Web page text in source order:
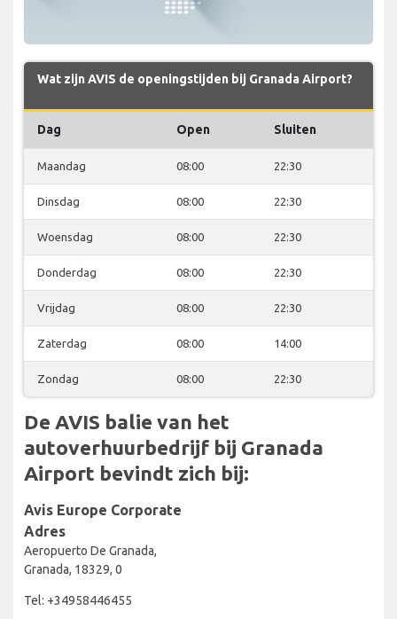
Wat zijn AVIS de openingstijden bij Granada Airport?
Dag Open Sluiten
Maandag 08:00 22:30
Dinsdag 08:00 22:30
Woensdag 08:00 22:30
Donderdag 08:00 22:30
Vrijdag 08:00 22:30
Zaterdag 08:00 14:00
Zondag 08:00 22:30
De AVIS balie van het
autoverhuurbedrijf bij Granada
Airport bevindt zich bij:
Avis Europe Corporate
Adres
Aeropuerto De Granada,
Granada, 18329, 0
Tel: +34958446455